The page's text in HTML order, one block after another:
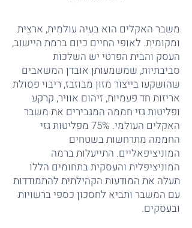
משבר האקלים הוא בעיה עולמית, ארצית
ומקומית. לאופי החיים כיום ברמת היישוב,
העסק והבית הפרטי יש השלכות
סביבתיות, שמשמעותן אובדן המשאבים
שהושקעו בייצור מזון מבוזבז, ריבוי פסולת
אריזות חד פעמיות, זיהום אוויר, קרקע
ופליטות גזי חממה המגבירים את משבר
האקלים העולמי. 75% מפליטות גזי
החממה מתרחשות בשטחים
המוניציפאליים. התייעלות ברמה
המוניציפלית והעסקית בתחומים הללו
תעלה את המודעות הקהילתית להתמודדות
עם המשבר ותביא לחסכון כספי ברשויות
ובעסקים.